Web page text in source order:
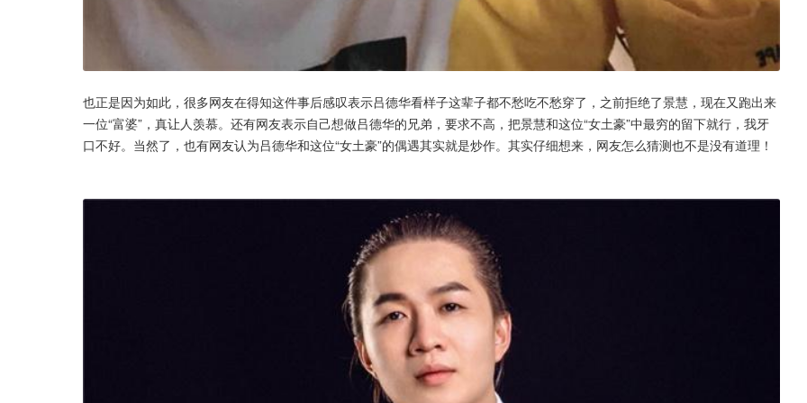
也正是因为如此，很多网友在得知这件事后感叹表示吕德华看样子这辈子都不愁吃不愁穿了，之前拒绝了景慧，现在又跑出来
一位“富婆”，真让人羡慕。还有网友表示自己想做吕德华的兄弟，要求不高，把景慧和这位“女土豪”中最穷的留下就行，我牙
口不好。当然了，也有网友认为吕德华和这位“女土豪”的偶遇其实就是炒作。其实仔细想来，网友怎么猜测也不是没有道理！